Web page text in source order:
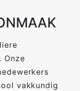
Onze
vakkundig